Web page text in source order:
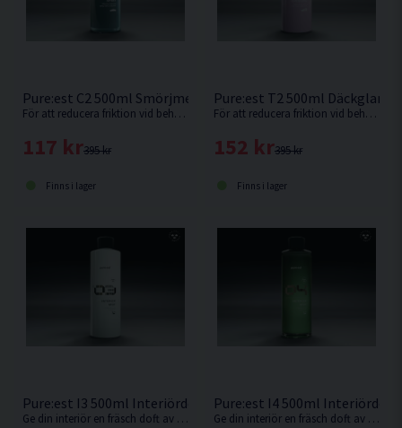
Pure:est C2 500ml Smörjmedel För Rengöringslera
För att reducera friktion vid behandling med lera.
395 kr
117 kr
Finns i lager
Pure:est T2 500ml Däckglans
För att reducera friktion vid behandling med lera.
395 kr
152 kr
Finns i lager
Pure:est I3 500ml Interiördoft Ikonisk
Ge din interiör en fräsch doft av Pure:est ikonisk doft.
Pure:est I4 500ml Interiördoft
Ge din interiör en fräsch doft av våren i din kupé.